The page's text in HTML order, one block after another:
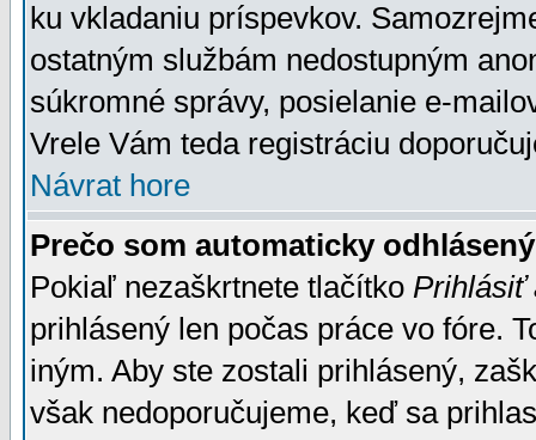
ku vkladaniu príspevkov.
ostatným službám nedostupným
súkromné správy, posielanie e-
Vrele Vám teda registráciu
Návrat hore
Prečo som automaticky
Pokiaľ nezaškrtnete tlačítko Prihlásiť
prihlásený len počas práce vo fóre.
iným. Aby ste zostali prihlásený,
však nedoporučujeme, keď sa